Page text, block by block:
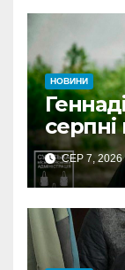
НОВИНИ
КАБів
СЕР 7, 2026